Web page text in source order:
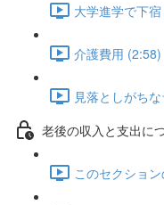
大学進学で下
介護費用 (2:58)
見落としがち
老後の収入と支出に
このセクショ